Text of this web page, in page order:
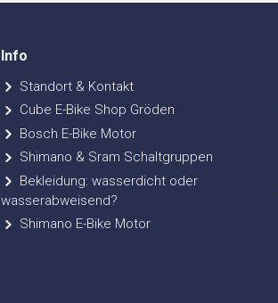
Info
Standort & Kontakt
Cube E-Bike Shop Gröden
Bosch E-Bike Motor
Shimano & Sram Schaltgruppen
Bekleidung: wasserdicht oder
wasserabweisend?
Shimano E-Bike Motor